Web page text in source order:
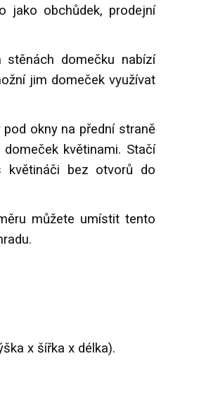
jako obchůdek, prodejní
domečku nabízí
jim domeček využívat
pod okny na přední straně
květinami. Stačí
bez otvorů do
můžete umístit tento
x šířka x délka).